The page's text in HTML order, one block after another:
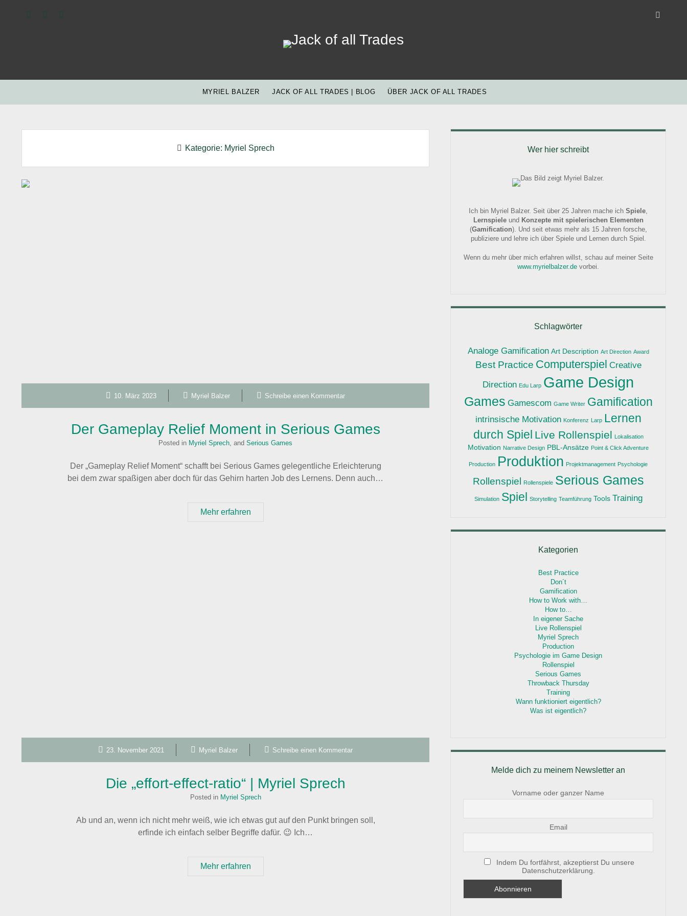
twitter linkedin
Jack
all
Trades
MYRIEL BALZER JACK OF ALL TRADES | BLOG ÜBER JACK OF ALL TRADES
Kategorie: Myriel Sprech
10. März 2023 Myriel Balzer Schreibe einen Kommentar
Der Gameplay Relief Moment in Serious Games
Posted in Myriel Sprech, and Serious Games
Der „Gameplay Relief Moment“ schafft bei Serious Games gelegentliche Erleichterung
bei dem zwar spaßigen aber doch für das Gehirn harten Job des Lernens. Denn auch…
Mehr erfahrenDer
23. November 2021 Myriel Balzer Schreibe einen Kommentar
Die „effort-effect-ratio“ | Myriel Sprech
Posted in Myriel Sprech
Ab und an, wenn ich nicht mehr weiß, wie ich etwas gut auf den Punkt bringen soll,
erfinde ich einfach selber Begriffe dafür. 😉 Ich…
Mehr erfahrenDie
Sidebar
Wer hier schreibt
Ich bin Myriel Balzer. Seit über 25 Jahren mache ich Spiele
Lernspieleund Konzepte mit spielerischen Elementen
(Gamification). Und seit etwas mehr als 15 Jahren forsche,
publiziere und lehre ich über Spiele und Lernen durch Spiel.
Wenn du mehr über mich erfahren willst, schau auf meiner Seite
www.myrielbalzer.de vorbei.
Schlagwörter
Analoge Gamification Art Description Art Direction Award
Best Practice Computerspiel Creative
Direction Edu Larp Game Design
Games Gamescom Game Writer Gamification
intrinsische Motivation Konferenz Larp Lernen
durch Spiel Live Rollenspiel Lokalisation
Motivation Narrative Design PBL-Ansätze Point & Click Adventure
Production Produktion Projektmanagement Psychologie
Rollenspiel Rollenspiele Serious Games
Simulation Spiel Storytelling Teamführung Tools Training
Kategorien
Best Practice
Don´t
Gamification
How to Work with…
How to…
In eigener Sache
Live Rollenspiel
Myriel Sprech
Production
Psychologie im Game Design
Rollenspiel
Serious Games
Throwback Thursday
Training
Wann funktioniert eigentlich?
Was ist eigentlich?
Melde dich zu meinem Newsletter an
Vorname oder ganzer Name
Email
Indem Du fortfährst, akzeptierst Du unsere
Datenschutzerklärung.